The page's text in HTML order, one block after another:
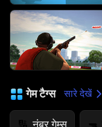
गेम टैग्स सारे देखें